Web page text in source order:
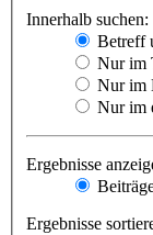
Innerhalb suchen:
Betreff
Nur im
Nur im
Nur im
Ergebnisse
Ergebnisse